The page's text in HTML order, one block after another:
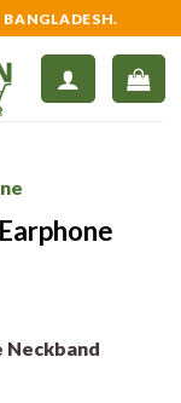
Neckband